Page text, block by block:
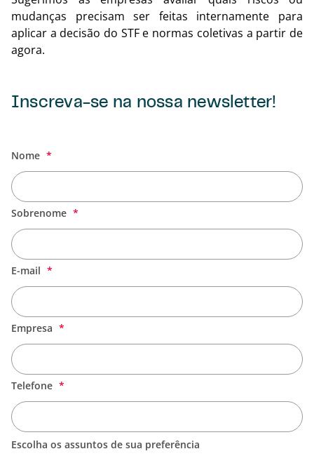
mudanças precisam ser feitas internamente para
aplicar a decisão do STF e normas coletivas a partir de
agora.
Inscreva-se na nossa newsletter!
Nome
Sobrenome
E-mail
Empresa
Telefone
Escolha os assuntos de sua preferência